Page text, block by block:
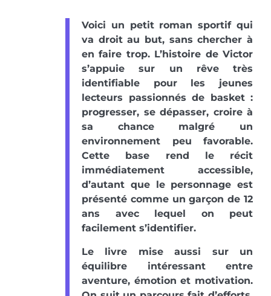
Voici un petit roman sportif qui
va droit au but, sans chercher à
en faire trop. L’histoire de Victor
s’appuie sur un rêve très
identifiable pour les jeunes
lecteurs passionnés de basket :
progresser, se dépasser, croire à
sa chance malgré un
environnement peu favorable.
Cette base rend le récit
immédiatement accessible,
d’autant que le personnage est
présenté comme un garçon de 12
ans avec lequel on peut
facilement s’identifier.
Le livre mise aussi sur un
équilibre intéressant entre
aventure, émotion et motivation.